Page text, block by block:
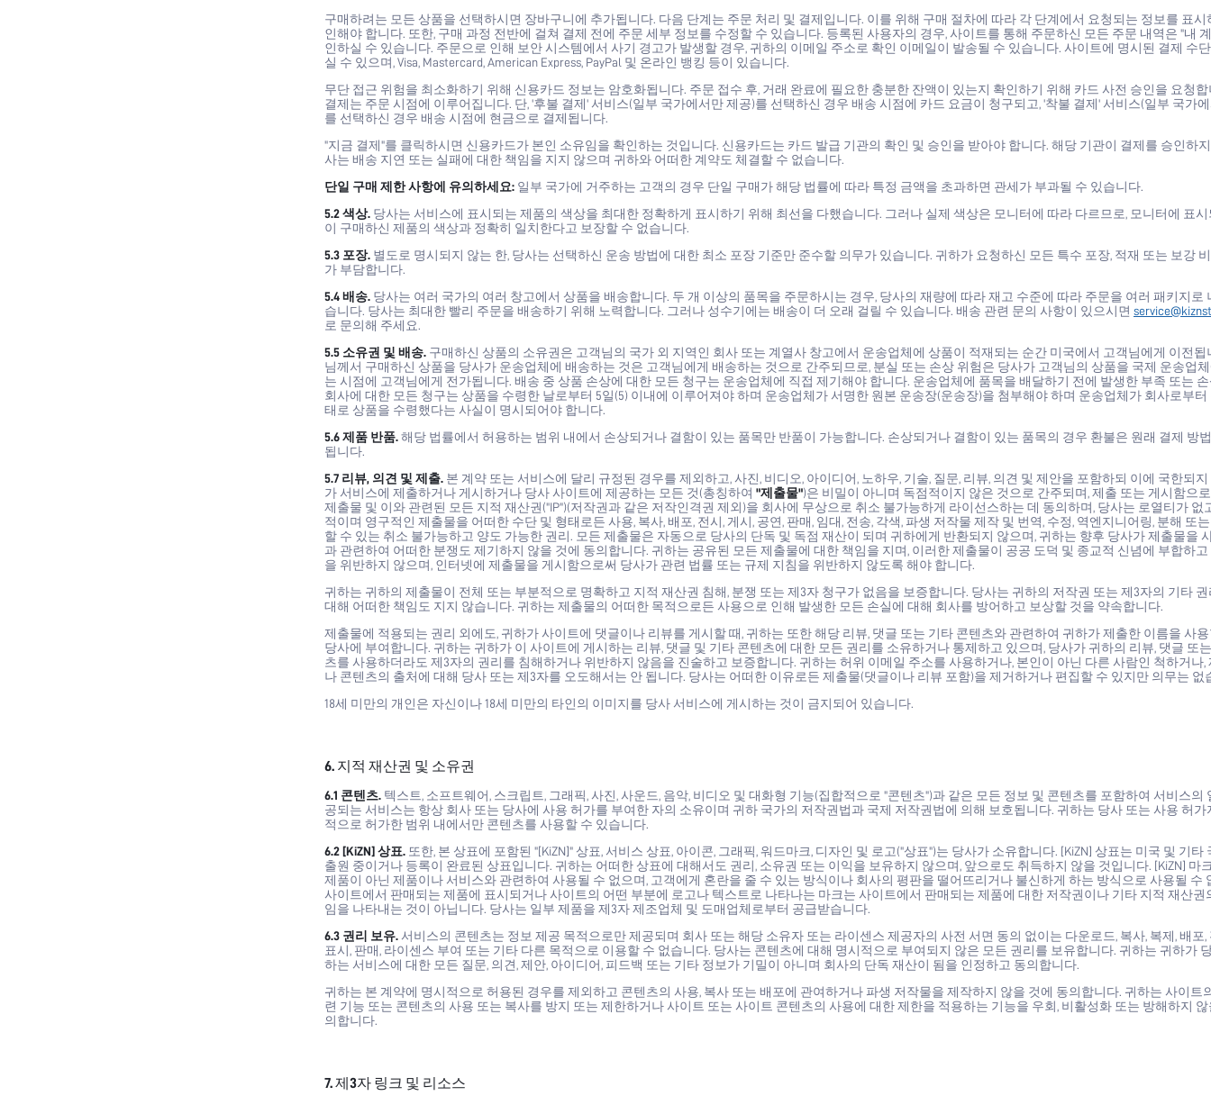
구매하려는 모든 상품을 선택하시면 장바구니에 추가됩니다. 다음 단계는 주문 처리 및 결제입니다. 이를 위해 구매 절차에 따라 각 단계에서 요청되는 정보를 표시
인해야 합니다. 또한, 구매 과정 전반에 걸쳐 결제 전에 주문 세부 정보를 수정할 수 있습니다. 등록된 사용자의 경우, 사이트를 통해 주문하신 모든 주문 내역은 "내
인하실 수 있습니다. 주문으로 인해 보안 시스템에서 사기 경고가 발생할 경우, 귀하의 이메일 주소로 확인 이메일이 발송될 수 있습니다. 사이트에 명시된 결제 수
실 수 있으며, Visa, Mastercard, American Express, PayPal 및 온라인 뱅킹 등이 있습니다.
무단 접근 위험을 최소화하기 위해 신용카드 정보는 암호화됩니다. 주문 접수 후, 거래 완료에 필요한 충분한 잔액이 있는지 확인하기 위해 카드 사전 승인을 요청
결제는 주문 시점에 이루어집니다. 단, '후불 결제' 서비스(일부 국가에서만 제공)를 선택하신 경우 배송 시점에 카드 요금이 청구되고, '착불 결제' 서비스(일부 국가
를 선택하신 경우 배송 시점에 현금으로 결제됩니다.
"지금 결제"를 클릭하시면 신용카드가 본인 소유임을 확인하는 것입니다. 신용카드는 카드 발급 기관의 확인 및 승인을 받아야 합니다. 해당 기관이 결제를 승인하
사는 배송 지연 또는 실패에 대한 책임을 지지 않으며 귀하와 어떠한 계약도 체결할 수 없습니다.
단일 구매 제한 사항에 유의하세요: 일부 국가에 거주하는 고객의 경우 단일 구매가 해당 법률에 따라 특정 금액을 초과하면 관세가 부과될 수 있습니다.
5.2 색상. 당사는 서비스에 표시되는 제품의 색상을 최대한 정확하게 표시하기 위해 최선을 다했습니다. 그러나 실제 색상은 모니터에 따라 다르므로, 모니터에 표
이 구매하신 제품의 색상과 정확히 일치한다고 보장할 수 없습니다.
5.3 포장. 별도로 명시되지 않는 한, 당사는 선택하신 운송 방법에 대한 최소 포장 기준만 준수할 의무가 있습니다. 귀하가 요청하신 모든 특수 포장, 적재 또는 보강
가 부담합니다.
5.4 배송. 당사는 여러 국가의 여러 창고에서 상품을 배송합니다. 두 개 이상의 품목을 주문하시는 경우, 당사의 재량에 따라 재고 수준에 따라 주문을 여러 패키지로
습니다. 당사는 최대한 빨리 주문을 배송하기 위해 노력합니다. 그러나 성수기에는 배송이 더 오래 걸릴 수 있습니다. 배송 관련 문의 사항이 있으시면
로 문의해 주세요.
5.5 소유권 및 배송. 구매하신 상품의 소유권은 고객님의 국가 외 지역인 회사 또는 계열사 창고에서 운송업체에 상품이 적재되는 순간 미국에서 고객님에게 이전됩
님께서 구매하신 상품을 당사가 운송업체에 배송하는 것은 고객님에게 배송하는 것으로 간주되므로, 분실 또는 손상 위험은 당사가 고객님의 상품을 국제 운송업
는 시점에 고객님에게 전가됩니다. 배송 중 상품 손상에 대한 모든 청구는 운송업체에 직접 제기해야 합니다. 운송업체에 품목을 배달하기 전에 발생한 부족 또는
회사에 대한 모든 청구는 상품을 수령한 날로부터 5일(5) 이내에 이루어져야 하며 운송업체가 서명한 원본 운송장(운송장)을 첨부해야 하며 운송업체가 회사로부터
태로 상품을 수령했다는 사실이 명시되어야 합니다.
5.6 제품 반품.해당 법률에서 허용하는 범위 내에서 손상되거나 결함이 있는 품목만 반품이 가능합니다. 손상되거나 결함이 있는 품목의 경우 환불은 원래 결제 방
됩니다.
5.7 리뷰, 의견 및 제출. 본 계약 또는 서비스에 달리 규정된 경우를 제외하고, 사진, 비디오, 아이디어, 노하우, 기술, 질문, 리뷰, 의견 및 제안을 포함하되 이에 국한되
가 서비스에 제출하거나 게시하거나 당사 사이트에 제공하는 모든 것(총칭하여 "제출물")은 비밀이 아니며 독점적이지 않은 것으로 간주되며, 제출 또는 게시함으
제출물 및 이와 관련된 모든 지적 재산권("IP")(저작권과 같은 저작인격권 제외)을 회사에 무상으로 취소 불가능하게 라이선스하는 데 동의하며, 당사는 로열티가 없
적이며 영구적인 제출물을 어떠한 수단 및 형태로든 사용, 복사, 배포, 전시, 게시, 공연, 판매, 임대, 전송, 각색, 파생 저작물 제작 및 번역, 수정, 역엔지니어링, 분해 또
할 수 있는 취소 불가능하고 양도 가능한 권리. 모든 제출물은 자동으로 당사의 단독 및 독점 재산이 되며 귀하에게 반환되지 않으며, 귀하는 향후 당사가 제출물을
과 관련하여 어떠한 분쟁도 제기하지 않을 것에 동의합니다. 귀하는 공유된 모든 제출물에 대한 책임을 지며, 이러한 제출물이 공공 도덕 및 종교적 신념에 부합하
을 위반하지 않으며, 인터넷에 제출물을 게시함으로써 당사가 관련 법률 또는 규제 지침을 위반하지 않도록 해야 합니다.
귀하는 귀하의 제출물이 전체 또는 부분적으로 명확하고 지적 재산권 침해, 분쟁 또는 제3자 청구가 없음을 보증합니다. 당사는 귀하의 저작권 또는 제3자의 기타
대해 어떠한 책임도 지지 않습니다. 귀하는 제출물의 어떠한 목적으로든 사용으로 인해 발생한 모든 손실에 대해 회사를 방어하고 보상할 것을 약속합니다.
제출물에 적용되는 권리 외에도, 귀하가 사이트에 댓글이나 리뷰를 게시할 때, 귀하는 또한 해당 리뷰, 댓글 또는 기타 콘텐츠와 관련하여 귀하가 제출한 이름을 사
당사에 부여합니다. 귀하는 귀하가 이 사이트에 게시하는 리뷰, 댓글 및 기타 콘텐츠에 대한 모든 권리를 소유하거나 통제하고 있으며, 당사가 귀하의 리뷰, 댓글 또
츠를 사용하더라도 제3자의 권리를 침해하거나 위반하지 않음을 진술하고 보증합니다. 귀하는 허위 이메일 주소를 사용하거나, 본인이 아닌 다른 사람인 척하거나,
나 콘텐츠의 출처에 대해 당사 또는 제3자를 오도해서는 안 됩니다. 당사는 어떠한 이유로든 제출물(댓글이나 리뷰 포함)을 제거하거나 편집할 수 있지만 의무는 없
18세 미만의 개인은 자신이나 18세 미만의 타인의 이미지를 당사 서비스에 게시하는 것이 금지되어 있습니다.
6. 지적 재산권 및 소유권
6.1 콘텐츠. 텍스트, 소프트웨어, 스크립트, 그래픽, 사진, 사운드, 음악, 비디오 및 대화형 기능(집합적으로 "콘텐츠")과 같은 모든 정보 및 콘텐츠를 포함하여 서비스의
공되는 서비스는 항상 회사 또는 당사에 사용 허가를 부여한 자의 소유이며 귀하 국가의 저작권법과 국제 저작권법에 의해 보호됩니다. 귀하는 당사 또는 사용 허가
적으로 허가한 범위 내에서만 콘텐츠를 사용할 수 있습니다.
6.2 [KiZN]상표. 또한, 본 상표에 포함된 "[KiZN]" 상표, 서비스 상표, 아이콘, 그래픽, 워드마크, 디자인 및 로고("상표")는 당사가 소유합니다. [KiZN] 상표는 미국 및 기타
출원 중이거나 등록이 완료된 상표입니다. 귀하는 어떠한 상표에 대해서도 권리, 소유권 또는 이익을 보유하지 않으며, 앞으로도 취득하지 않을 것입니다. [KiZN] 마
제품이 아닌 제품이나 서비스와 관련하여 사용될 수 없으며, 고객에게 혼란을 줄 수 있는 방식이나 회사의 평판을 떨어뜨리거나 불신하게 하는 방식으로 사용될 수
사이트에서 판매되는 제품에 표시되거나 사이트의 어떤 부분에 로고나 텍스트로 나타나는 마크는 사이트에서 판매되는 제품에 대한 저작권이나 기타 지적 재산권
임을 나타내는 것이 아닙니다. 당사는 일부 제품을 제3자 제조업체 및 도매업체로부터 공급받습니다.
6.3 권리 보유.서비스의 콘텐츠는 정보 제공 목적으로만 제공되며 회사 또는 해당 소유자 또는 라이센스 제공자의 사전 서면 동의 없이는 다운로드, 복사, 복제, 배포,
표시, 판매, 라이센스 부여 또는 기타 다른 목적으로 이용할 수 없습니다. 당사는 콘텐츠에 대해 명시적으로 부여되지 않은 모든 권리를 보유합니다. 귀하는 귀하가
하는 서비스에 대한 모든 질문, 의견, 제안, 아이디어, 피드백 또는 기타 정보가 기밀이 아니며 회사의 단독 재산이 됨을 인정하고 동의합니다.
귀하는 본 계약에 명시적으로 허용된 경우를 제외하고 콘텐츠의 사용, 복사 또는 배포에 관여하거나 파생 저작물을 제작하지 않을 것에 동의합니다. 귀하는 사이트
련 기능 또는 콘텐츠의 사용 또는 복사를 방지 또는 제한하거나 사이트 또는 사이트 콘텐츠의 사용에 대한 제한을 적용하는 기능을 우회, 비활성화 또는 방해하지
의합니다.
7. 제3자 링크 및 리소스